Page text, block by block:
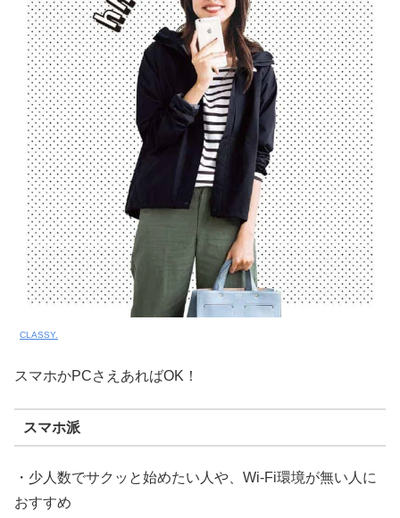
CLASSY.
スマホかPCさえあればOK！
スマホ派
・少人数でサクッと始めたい人や、Wi-Fi環境が無い人に
おすすめ